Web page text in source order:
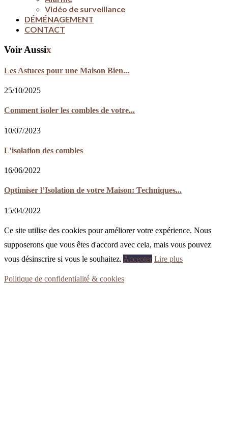
Vidéo de surveillance
DÉMÉNAGEMENT
CONTACT
Voir Aussix
Les Astuces pour une Maison Bien...
25/10/2025
Comment isoler les combles de votre...
10/07/2023
L’isolation des combles
16/06/2022
Optimiser l’Isolation de votre Maison: Techniques...
15/04/2022
Ce site utilise des cookies pour améliorer votre expérience. Nous
supposerons que vous êtes d'accord avec cela, mais vous pouvez
vous désinscrire si vous le souhaitez. Accepter Lire plus
Politique de confidentialité & cookies